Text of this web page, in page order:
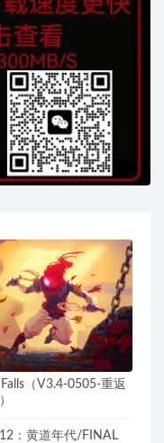
（V3.4-0505-重返
：黄道年代/FINAL